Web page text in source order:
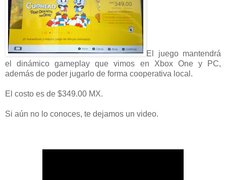
El juego mantendrá
el dinámico gameplay que vimos en Xbox One y PC,
además de poder jugarlo de forma cooperativa local.
El costo es de $349.00 MX.
Si aún no lo conoces, te dejamos un video.